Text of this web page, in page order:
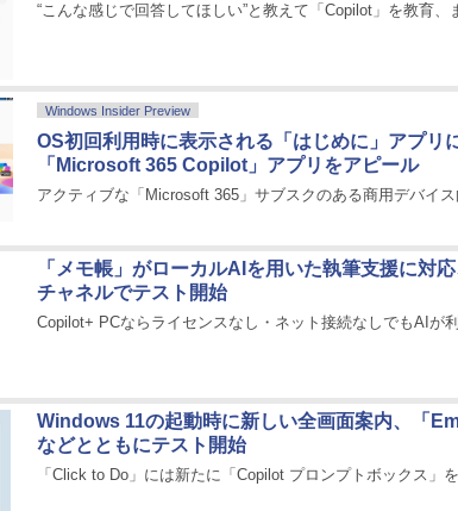
“こんな感じで回答してほしい”と教えて「Copilot」を教育、
Windows Insider Preview
OS初回利用時に表示される「はじめに」アプリ
「Microsoft 365 Copilot」アプリをアピール
アクティブな「Microsoft 365」サブスクのある商用デバイス
「メモ帳」がローカルAIを用いた執筆支援に対
チャネルでテスト開始
Copilot+ PCならライセンスなし・ネット接続なしでもAIが
Windows 11の起動時に新しい全画面案内、「
などとともにテスト開始
「Click to Do」には新たに「Copilot プロンプトボックス」